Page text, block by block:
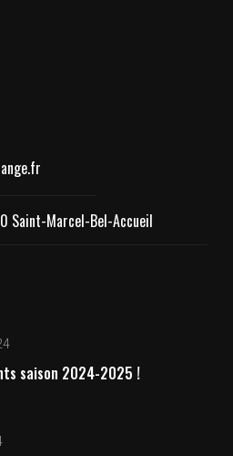
Saint-Marcel-Bel-Accueil
saison 2024-2025 !